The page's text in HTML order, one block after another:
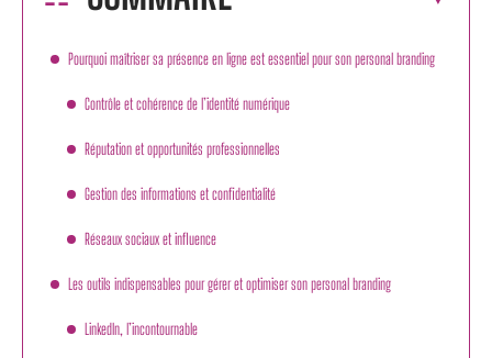
Pourquoi maîtriser sa présence en ligne est essentiel pour son personal branding
Contrôle et cohérence de l’identité numérique
Réputation et opportunités professionnelles
Gestion des informations et confidentialité
Réseaux sociaux et influence
Les outils indispensables pour gérer et optimiser son personal branding
LinkedIn, l’incontournable